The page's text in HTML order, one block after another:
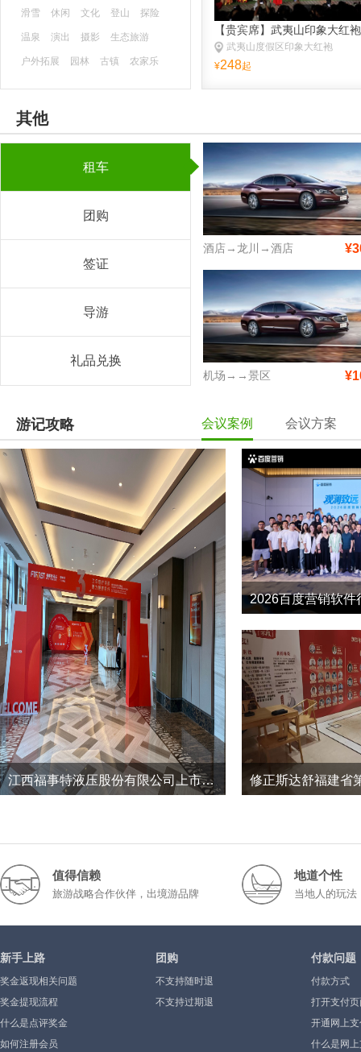
滑雪 休闲 文化 登山 探险
温泉 演出 摄影 生态旅游
户外拓展 园林 古镇 农家乐
古迹
【贵宾席】武夷山印象大红袍
武夷山度假区印象大红袍
¥248起
其他
租车
团购
签证
导游
礼品兑换
酒店→龙川→酒店
机场→→景区
游记攻略 会议案例 会议方案
江西福事特液压股份有限公司上市三周年暨2026半年度经营工作总结会议
2026百度营销软件
2026-5
值得信赖
旅游战略合作伙伴，出境游品牌
地道个性
当地人的玩法
新手上路
奖金返现相关问题
奖金提现流程
什么是点评奖金
如何注册会员
团购
不支持随时退
不支持过期退
付款问题
付款方式
打开支付
示”或空白
开通网上
什么是网